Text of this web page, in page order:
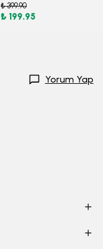
₺ 399.90
₺ 199.95
Yorum Yap